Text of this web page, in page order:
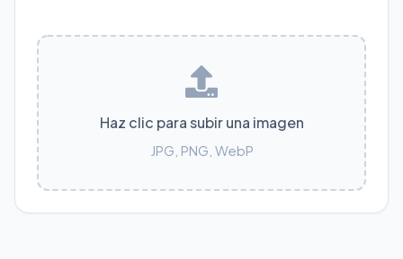
Haz clic para subir una imagen
JPG, PNG, WebP